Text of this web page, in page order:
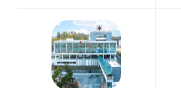
(새 창)